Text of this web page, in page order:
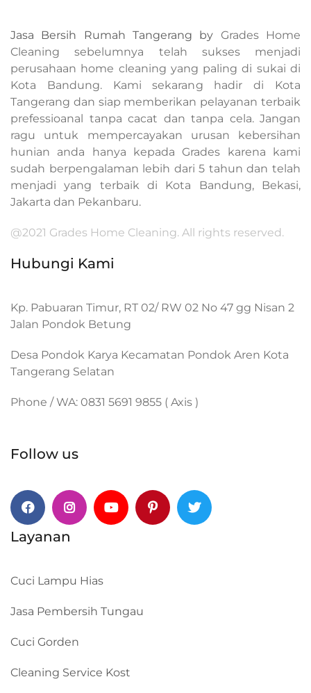
Jasa Bersih Rumah Tangerang by Grades Home
Cleaning sebelumnya telah sukses menjadi
perusahaan home cleaning yang paling di sukai di
Kota Bandung. Kami sekarang hadir di Kota
Tangerang dan siap memberikan pelayanan terbaik
prefessioanal tanpa cacat dan tanpa cela. Jangan
ragu untuk mempercayakan urusan kebersihan
hunian anda hanya kepada Grades karena kami
sudah berpengalaman lebih dari 5 tahun dan telah
menjadi yang terbaik di Kota Bandung, Bekasi,
Jakarta dan Pekanbaru.
@2021 Grades Home Cleaning. All rights reserved.
Hubungi Kami
Kp. Pabuaran Timur, RT 02/ RW 02 No 47 gg Nisan 2
Jalan Pondok Betung
Desa Pondok Karya Kecamatan Pondok Aren Kota
Tangerang Selatan
Phone / WA: 0831 5691 9855 ( Axis )
Follow us
FacebookInstagram
Layanan
Cuci Lampu Hias
Jasa Pembersih Tungau
Cuci Gorden
Cleaning Service Kost